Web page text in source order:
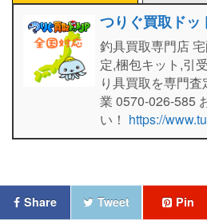
つりぐ買取ドッ
釣具買取専門店
定,梱包キット,引
り具買取を専門
業 0570-026-585
い！ https://
Share Tweet Pin